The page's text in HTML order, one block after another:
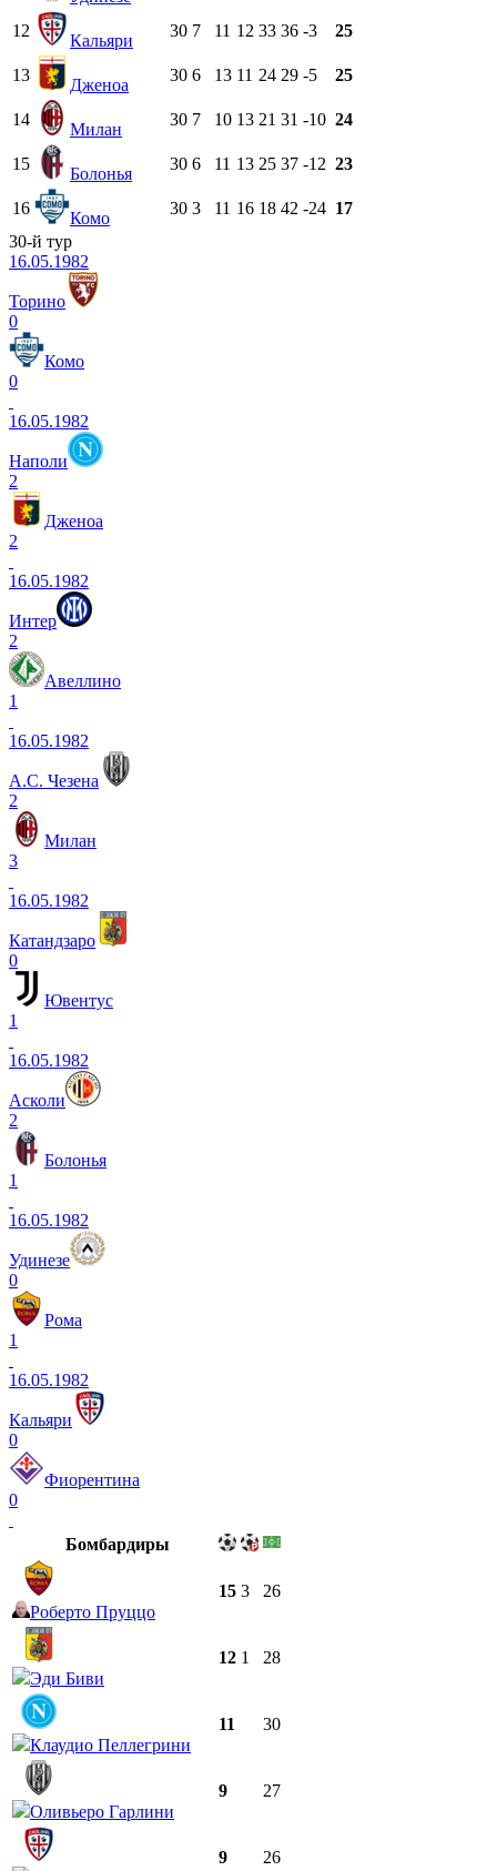
12
Кальяри
30 7 11 12 33 36 -3 25
13
Дженоа
30 6 13 11 24 29 -5 25
14
Милан
30 7 10 13 21 31 -10 24
15
Болонья
30 6 11 13 25 37 -12 23
16
Комо
30 3 11 16 18 42 -24 17
30-й тур
16.05.1982
Торино
0
Комо
0
16.05.1982
Наполи
2
Дженоа
2
16.05.1982
Интер
2
Авеллино
1
16.05.1982
А.С. Чезена
2
Милан
3
16.05.1982
Катандзаро
0
Ювентус
1
16.05.1982
Асколи
2
Болонья
1
16.05.1982
Удинезе
0
Рома
1
16.05.1982
Кальяри
0
Фиорентина
0
Бомбардиры
Роберто Пруццо
15 3 26
Эди Биви
12 1 28
Клаудио Пеллегрини
11 30
Оливьеро Гарлини
9 27
9 26